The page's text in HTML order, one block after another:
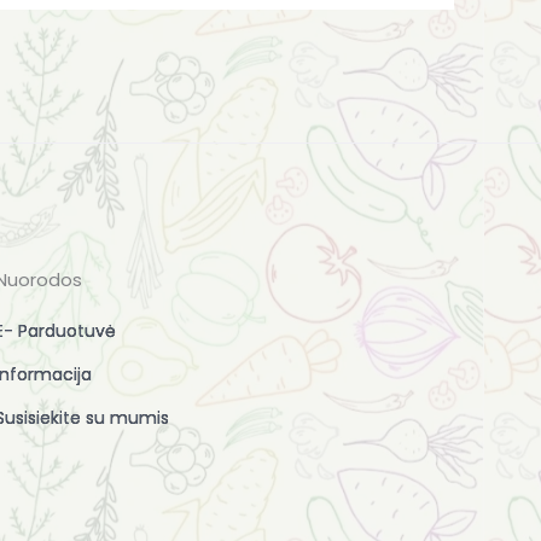
Parduotuvė
su mumis